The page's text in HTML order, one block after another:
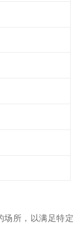
场所，以满足特定